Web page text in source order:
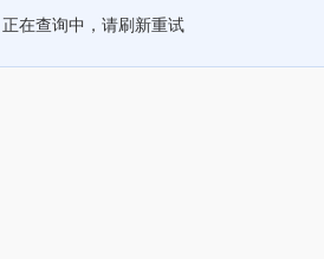
正在查询中，请刷新重试